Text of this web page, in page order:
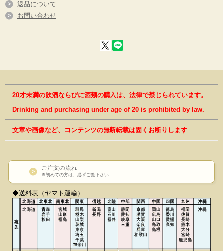
返品について
お問い合わせ
20才未満の飲酒ならびに酒類の購入は、法律で禁じられています。
Drinking and purchasing under age of 20 is prohibited by law.
文章や画像など、コンテンツの無断転載は固くお断りします
ご注文の流れ
※初めての方は、必ずご覧下さい
◆送料表（ヤマト運輸）